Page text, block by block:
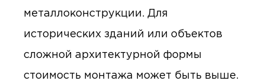
металлоконструкции. Для
исторических зданий или объектов
сложной архитектурной формы
стоимость монтажа может быть выше.